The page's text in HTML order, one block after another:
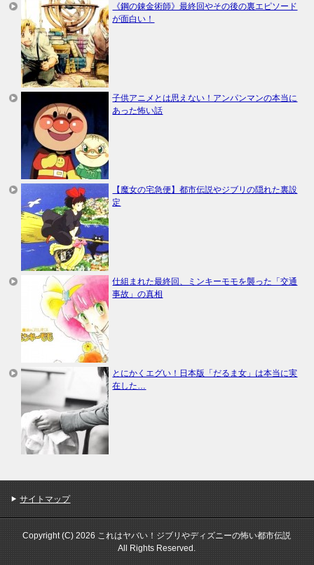
《鋼の錬金術師》最終回やその後の裏エピソード
が面白い！
子供アニメとは思えない！アンパンマンの本当に
あった怖い話
【魔女の宅急便】都市伝説やジブリの隠れた裏設
定
仕組まれた最終回、ミンキーモモを襲った「交通
事故」の真相
とにかくエグい！日本版「だるま女」は本当に実
在した…
サイトマップ
Copyright (C) 2026 これはヤバい！ジブリやディズニーの怖い都市伝説
All Rights Reserved.